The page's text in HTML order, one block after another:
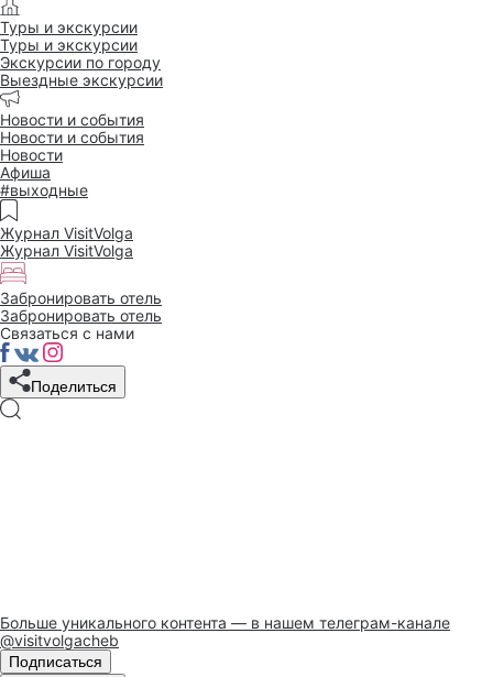
Туры и экскурсии
Туры и экскурсии
Экскурсии по городу
Выездные экскурсии
Новости и события
Новости и события
Новости
Афиша
#выходные
Журнал VisitVolga
Журнал VisitVolga
Забронировать отель
Забронировать отель
Связаться с нами
Поделиться
Больше уникального контента — в нашем телеграм-канале
@visitvolgacheb
Подписаться